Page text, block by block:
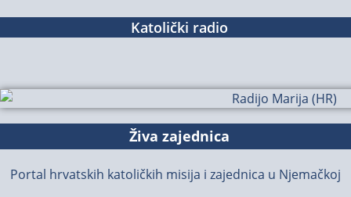
Katolički radio
Živa zajednica
Portal hrvatskih katoličkih misija i zajednica u Njemačkoj